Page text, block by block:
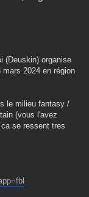
(Deuskin) organise
2024 en région
le milieu fantasy /
(vous l'avez
se ressent tres